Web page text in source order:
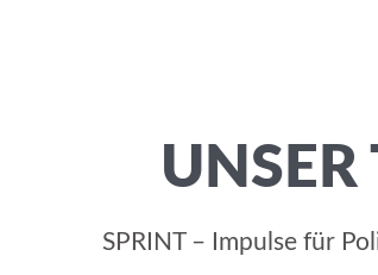
UNSER
SPRINT – Impulse für